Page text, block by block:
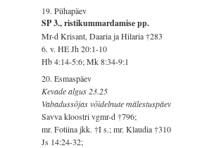
19. Pühapäev
SP 3., ristikummardamise pp.
Mr-d Krisant, Daaria ja Hilaria †283
6. v. HE Jh 20:1-10
Hb 4:14-5:6; Mk 8:34-9:1
20. Esmaspäev
Kevade algus 23.25
Vabadussõjas võidelnute mälestuspäev
Savva kloostri vgmr-d †796;
mr. Fotiina jkk. †I s.; mr. Klaudia †310
Js 14:24-32;